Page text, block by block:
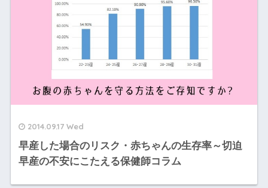
2014.09.17 Wed
早産した場合のリスク・赤ちゃんの生存率～切迫
早産の不安にこたえる保健師コラム